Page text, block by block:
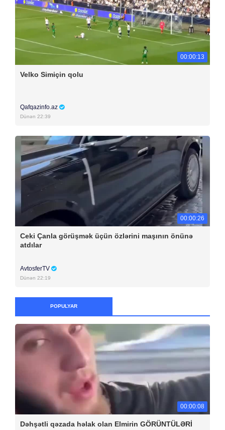
00:00:13
Velko Simiçin qolu
Qafqazinfo.az
Dünən 22:39
00:00:26
Ceki Çanla görüşmək üçün özlərini maşının önünə
atdılar
AvtosferTV
Dünən 22:19
POPULYAR
00:00:08
Dəhşətli qəzada həlak olan Elmirin GÖRÜNTÜLƏRİ